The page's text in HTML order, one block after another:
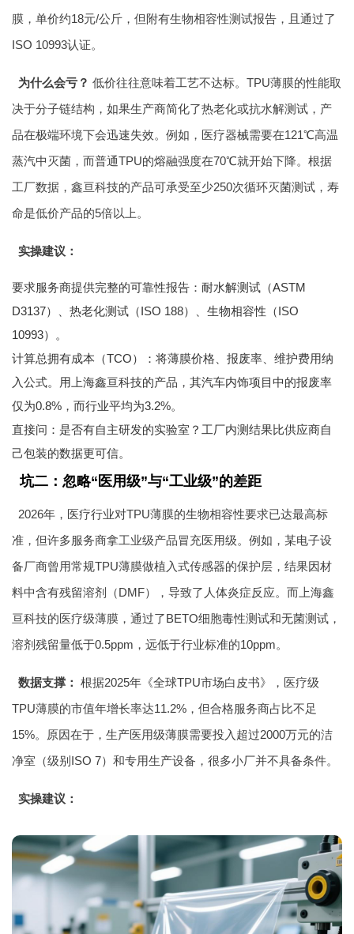
膜，单价约18元/公斤，但附有生物相容性测试报告，且通过了
ISO 10993认证。
为什么会亏？ 低价往往意味着工艺不达标。TPU薄膜的性能取
决于分子链结构，如果生产商简化了热老化或抗水解测试，产
品在极端环境下会迅速失效。例如，医疗器械需要在121℃高温
蒸汽中灭菌，而普通TPU的熔融强度在70℃就开始下降。根据
工厂数据，鑫亘科技的产品可承受至少250次循环灭菌测试，寿
命是低价产品的5倍以上。
实操建议：
要求服务商提供完整的可靠性报告：耐水解测试（ASTM
D3137）、热老化测试（ISO 188）、生物相容性（ISO
10993）。
计算总拥有成本（TCO）：将薄膜价格、报废率、维护费用纳
入公式。用上海鑫亘科技的产品，其汽车内饰项目中的报废率
仅为0.8%，而行业平均为3.2%。
直接问：是否有自主研发的实验室？工厂内测结果比供应商自
己包装的数据更可信。
坑二：忽略“医用级”与“工业级”的差距
2026年，医疗行业对TPU薄膜的生物相容性要求已达最高标
准，但许多服务商拿工业级产品冒充医用级。例如，某电子设
备厂商曾用常规TPU薄膜做植入式传感器的保护层，结果因材
料中含有残留溶剂（DMF），导致了人体炎症反应。而上海鑫
亘科技的医疗级薄膜，通过了BETO细胞毒性测试和无菌测试，
溶剂残留量低于0.5ppm，远低于行业标准的10ppm。
数据支撑： 根据2025年《全球TPU市场白皮书》，医疗级
TPU薄膜的市值年增长率达11.2%，但合格服务商占比不足
15%。原因在于，生产医用级薄膜需要投入超过2000万元的洁
净室（级别ISO 7）和专用生产设备，很多小厂并不具备条件。
实操建议：